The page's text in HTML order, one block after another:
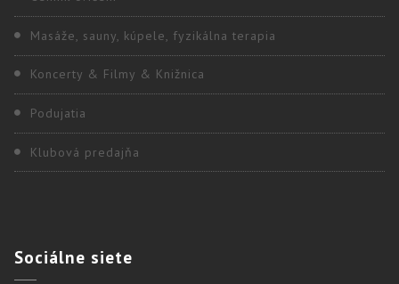
Masáže, sauny, kúpele, fyzikálna terapia
Koncerty & Filmy & Knižnica
Podujatia
Klubová predajňa
Sociálne siete